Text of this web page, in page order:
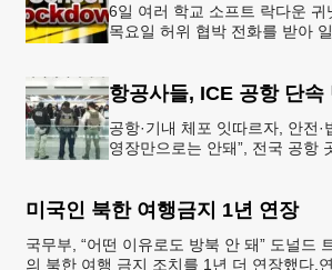
6일 여러 학교 소프트 락다운
목요일 허위 협박 전화를 받아
공항·기내 체포 잇따르자, 안전·
영장만으로는 안돼”, 전국 공항
미국인 북한 여행금지 1년 연장
국무부, “어떤 이유로도 방북 안 돼” 도널드
의 북한 여행 금지 조치를 1년 더 연장했다.